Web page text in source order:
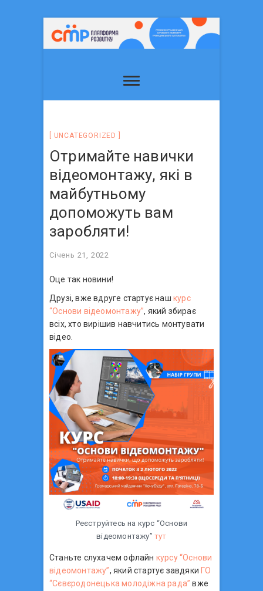
UNCATEGORIZED
Отримайте навички
відеомонтажу, які в
майбутньому
допоможуть вам
заробляти!
Січень 21, 2022
Оце так новини!
Друзі, вже вдруге стартує наш курс
“Основи відеомонтажу”, який збирає
всіх, хто вирішив навчитись монтувати
відео.
Реєструйтесь на курс “Основи
відеомонтажу” тут
Станьте слухачем офлайн курсу “Основи
відеомонтажу”, який стартує завдяки ГО
“Сєвєродонецька молодіжна рада” вже